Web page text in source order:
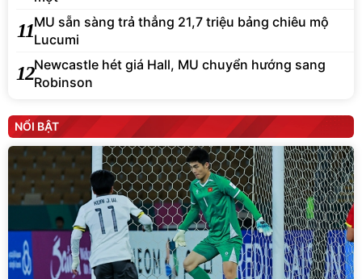
11MU sẵn sàng trả thẳng 21,7 triệu bảng chiêu mộ
Lucumi
12Newcastle hét giá Hall, MU chuyển hướng sang
Robinson
NỔI BẬT